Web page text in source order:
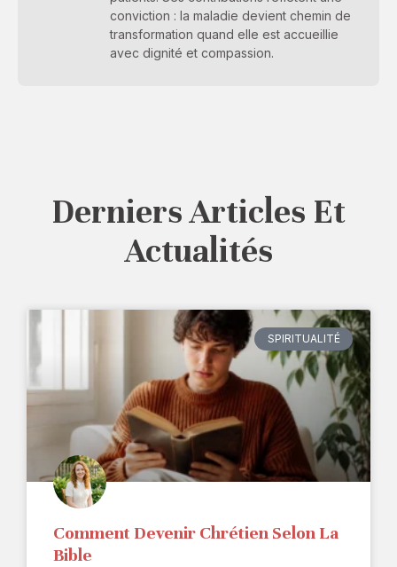
conviction : la maladie devient chemin de
transformation quand elle est accueillie
avec dignité et compassion.
Derniers Articles Et
Actualités
SPIRITUALITÉ
Comment Devenir Chrétien Selon La
Bible